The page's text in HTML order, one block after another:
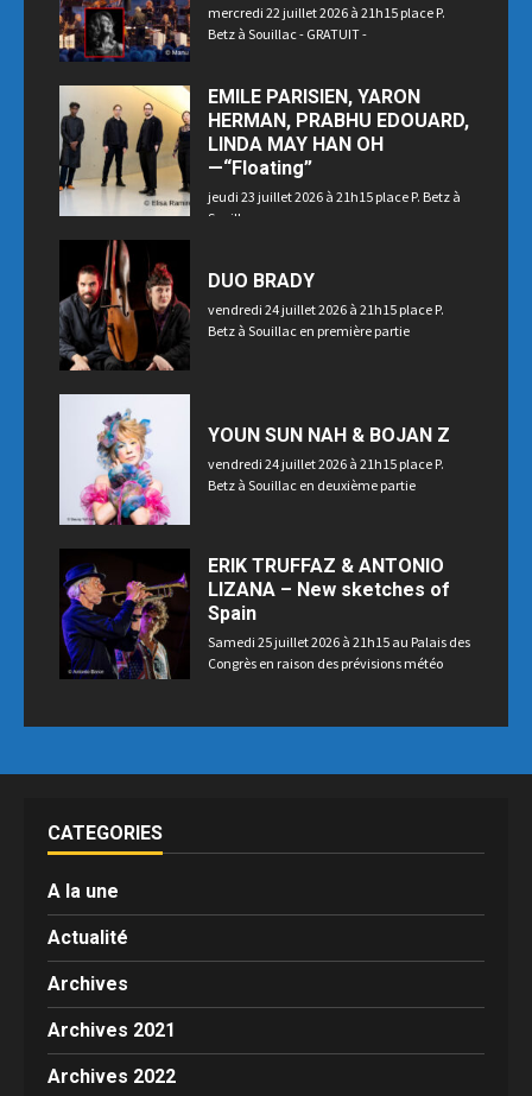
mercredi 22 juillet 2026 à 21h15 place P.
Betz à Souillac - GRATUIT -
EMILE PARISIEN, YARON
HERMAN, PRABHU EDOUARD,
LINDA MAY HAN OH
—“Floating”
jeudi 23 juillet 2026 à 21h15 place P. Betz à
Souillac
DUO BRADY
vendredi 24 juillet 2026 à 21h15 place P.
Betz à Souillac en première partie
YOUN SUN NAH & BOJAN Z
vendredi 24 juillet 2026 à 21h15 place P.
Betz à Souillac en deuxième partie
ERIK TRUFFAZ & ANTONIO
LIZANA – New sketches of
Spain
Samedi 25 juillet 2026 à 21h15 au Palais des
Congrès en raison des prévisions météo
CATEGORIES
A la une
Actualité
Archives
Archives 2021
Archives 2022